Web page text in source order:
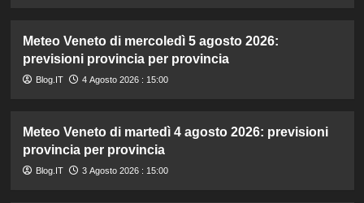
Meteo Veneto di mercoledì 5 agosto 2026:
previsioni provincia per provincia
Blog.IT 4 Agosto 2026 : 15:00
Meteo Veneto di martedì 4 agosto 2026: previsioni
provincia per provincia
Blog.IT 3 Agosto 2026 : 15:00